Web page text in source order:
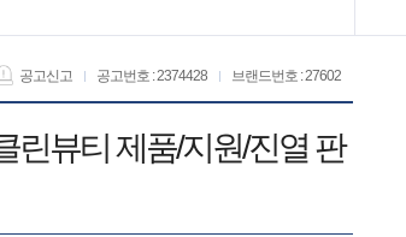
브랜드번호 : 27602
공고번호 : 2374428
공고신고
린뷰티 제품/지원/진열 판